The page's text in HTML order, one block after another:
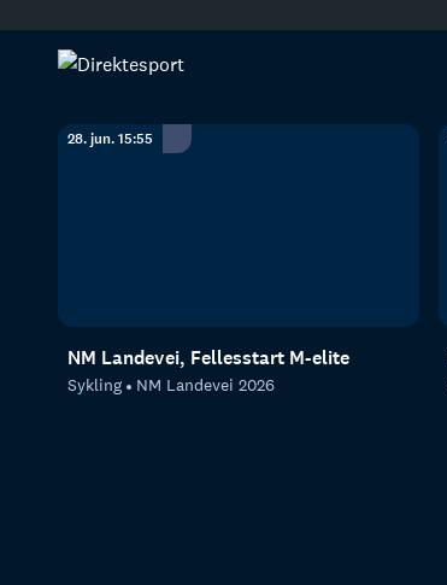
Sykkel
Opptak av sykkel
28. jun. 15:55
NM Landevei, Fellesstart M-elite
Sykling NM Landevei 2026